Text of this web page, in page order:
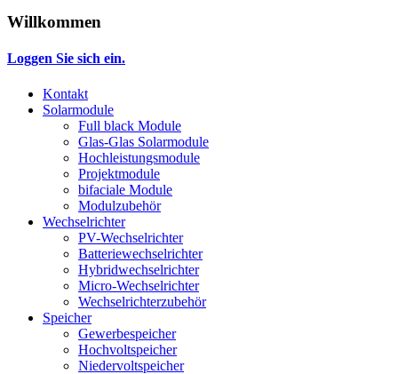
Willkommen
Loggen Sie sich ein.
Kontakt
Solarmodule
Full black Module
Glas-Glas Solarmodule
Hochleistungsmodule
Projektmodule
bifaciale Module
Modulzubehör
Wechselrichter
PV-Wechselrichter
Batteriewechselrichter
Hybridwechselrichter
Micro-Wechselrichter
Wechselrichterzubehör
Speicher
Gewerbespeicher
Hochvoltspeicher
Niedervoltspeicher